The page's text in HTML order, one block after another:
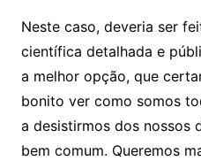
Neste caso, deveria ser
científica detalhada e
a melhor opção, que
bonito ver como somos
a desistirmos dos nossos
bem comum. Queremos